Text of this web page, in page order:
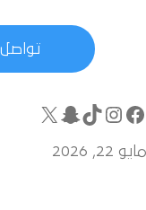
تواصل
مايو 22, 2026